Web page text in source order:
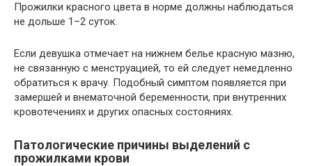
Прожилки красного цвета в норме должны наблюдаться
не дольше 1–2 суток.
Если девушка отмечает на нижнем белье красную мазню,
не связанную с менструацией, то ей следует немедленно
обратиться к врачу. Подобный симптом появляется при
замершей и внематочной беременности, при внутренних
кровотечениях и других опасных состояниях.
Патологические причины выделений с
прожилками крови